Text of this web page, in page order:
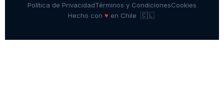
Política de PrivacidadTérminos y CondicionesCookies
Hecho con ♥en Chile 🇨🇱